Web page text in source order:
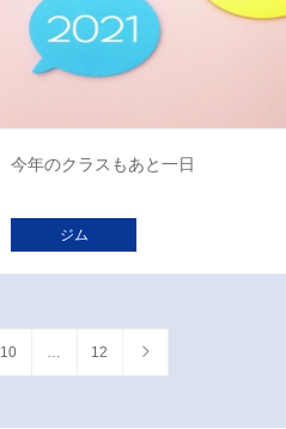
今年のクラスもあと一日
ジム
10 … 12